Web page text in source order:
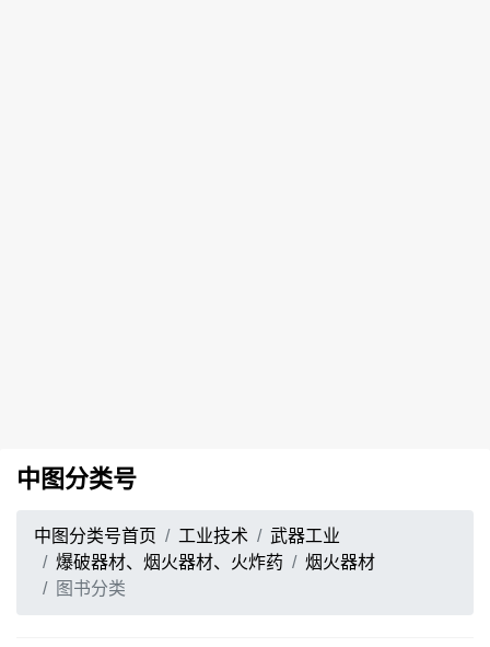
中图分类号
中图分类号首页 工业技术
武器工业
爆破器材、烟火器材、火炸药
烟火器材
图书分类